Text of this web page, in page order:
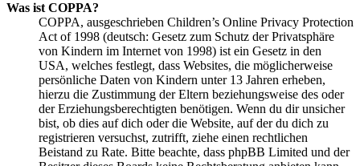
Was ist COPPA?
COPPA, ausgeschrieben Children’s Online Privacy Protection
Act of 1998 (deutsch: Gesetz zum Schutz der Privatsphäre
von Kindern im Internet von 1998) ist ein Gesetz in den
USA, welches festlegt, dass Websites, die möglicherweise
persönliche Daten von Kindern unter 13 Jahren erheben,
hierzu die Zustimmung der Eltern beziehungsweise des oder
der Erziehungsberechtigten benötigen. Wenn du dir unsicher
bist, ob dies auf dich oder die Website, auf der du dich zu
registrieren versuchst, zutrifft, ziehe einen rechtlichen
Beistand zu Rate. Bitte beachte, dass phpBB Limited und der